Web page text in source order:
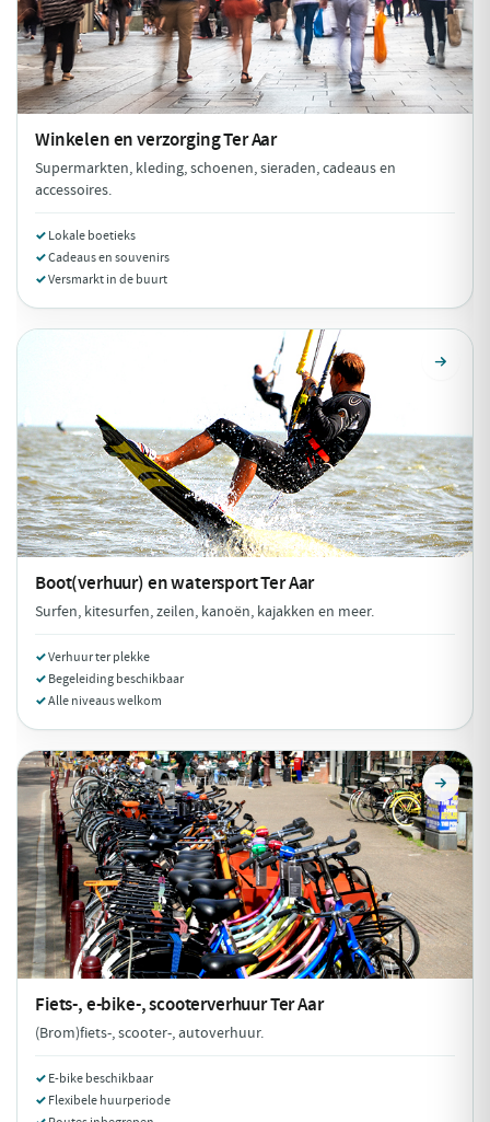
Winkelen en verzorgingTer Aar
Supermarkten, kleding, schoenen, sieraden, cadeaus en
accessoires.
Lokale boetieks
Cadeaus en souvenirs
Versmarkt in de buurt
Boot(verhuur) en watersportTer Aar
Surfen, kitesurfen, zeilen, kanoën, kajakken en meer.
Verhuur ter plekke
Begeleiding beschikbaar
Alle niveaus welkom
Fiets-, e-bike-, scooterverhuurTer Aar
(Brom)fiets-, scooter-, autoverhuur.
E-bike beschikbaar
Flexibele huurperiode